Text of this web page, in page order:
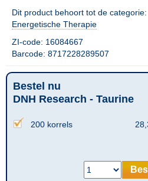
Dit product behoort tot de categorie:
Energetische Therapie
ZI-code: 16084667
Barcode: 8717228289507
Bestel nu
DNH Research - Taurine
200 korrels